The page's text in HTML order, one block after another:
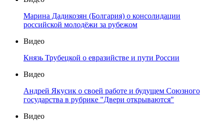
Марина Дадикозян (Болгария) о консолидации
российской молодёжи за рубежом
Видео
Князь Трубецкой о евразийстве и пути России
Видео
Андрей Якусик о своей работе и будущем Союзного
государства в рубрике "Двери открываются"
Видео